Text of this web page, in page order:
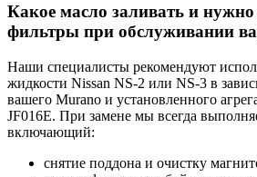
Какое масло заливать и
фильтры при обслуживании
Наши специалисты рекомендуют
жидкости Nissan NS-2 или NS-3 в
вашего Murano и установленного
JF016E. При замене мы всегда
включающий:
снятие поддона и очистку